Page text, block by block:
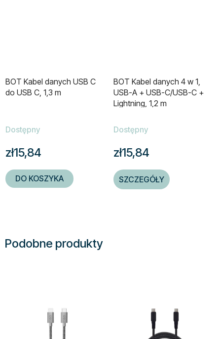
BOT Kabel danych USB C
do USB C, 1,3 m
Dostępny
zł15,84
DO KOSZYKA
BOT Kabel danych 4 w 1,
USB-A + USB-C/USB-C +
Lightning, 1,2 m
Dostępny
zł15,84
SZCZEGÓŁY
Podobne produkty